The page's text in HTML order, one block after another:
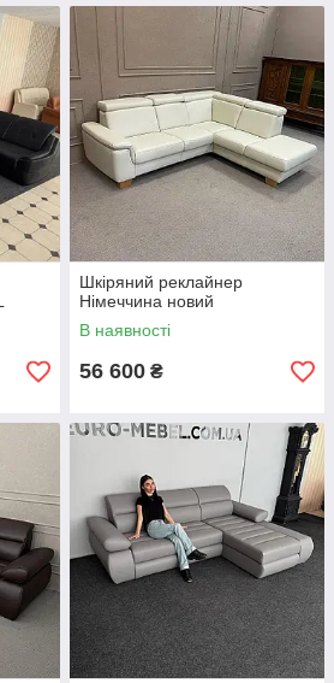
Шкіряний реклайнер
Німеччина новий
В наявності
56 600 ₴